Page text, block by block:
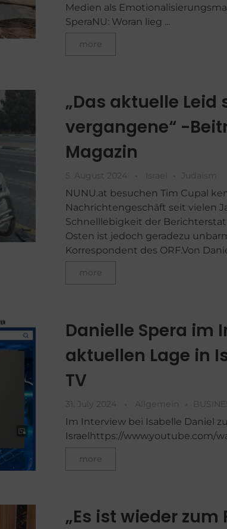
Medien als
SperaNU: Woran lieg ...
more
„Das aktuelle
vergangene“ -
Magazin
5. August 2024 Israel Judaism
NUNU.at besuchen Tim Cupal
Nachrichtengeschäft seit vielen
Schnelllebigkeit der
Osten ist jedoch geradezu
Korrespondent des ORF.Von
more
Danielle Spera im
aktuellen Lage in
TV
31. July 2024 Allgemein
Im Interview bei Isabelle Daniel
Israelhttps://www.youtube.com/
more
„Es ist wieder